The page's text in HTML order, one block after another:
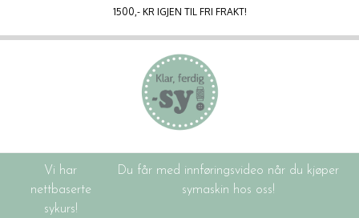
1500,- KR IGJEN TIL FRI FRAKT!
Vi har
nettbaserte
sykurs!
Du får med innføringsvideo når du kjøper
symaskin hos oss!